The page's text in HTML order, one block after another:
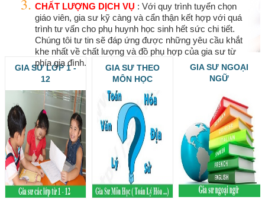
CHẤT LƯỢNG DỊCH VỤ : Với quy trình tuyển chọn
giáo viên, gia sư kỹ càng và cẩn thận kết hợp với quá
trình tư vấn cho phụ huynh học sinh hết sức chi tiết.
Chúng tôi tư tin sẽ đáp ứng được những yêu cầu khắt
khe nhất về chất lượng và đồ phụ hợp của gia sư từ
phía gia đình.
GIA SƯ LỚP 1 -
12
GIA SƯ THEO
MÔN HỌC
GIA SƯ NGOẠI
NGỮ